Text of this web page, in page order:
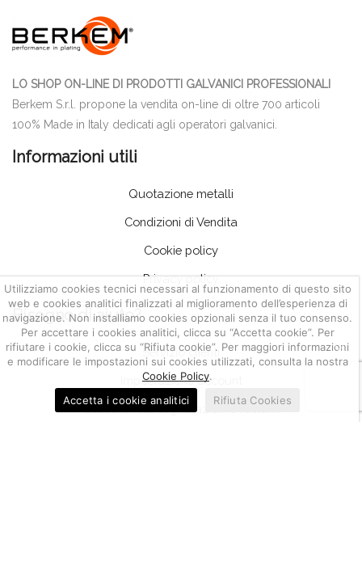
Utilizziamo cookies tecnici necessari al funzionamento di questo sito
web e cookies analitici finalizzati al miglioramento dell’esperienza di
navigazione. Non installiamo cookies opzionali senza il tuo consenso.
Per accettare i cookies analitici, clicca su “Accetta cookie”. Per
rifiutare i cookie, clicca su “Rifiuta cookie”. Per maggiori informazioni
e modificare le impostazioni sui cookies utilizzati, consulta la nostra
Cookie Policy.
Accetta i cookie analitici
Rifiuta Cookies
LO SHOP ON-LINE DI PRODOTTI GALVANICI PROFESSIONALI
Berkem S.r.l. propone la vendita on-line di oltre 700 articoli
100% Made in Italy dedicati agli operatori galvanici.
Informazioni utili
Quotazione metalli
Condizioni di Vendita
Cookie policy
Privacy policy
Bisogno di aiuto?
Servizio clienti
Impostazione account
Gestione resi, segnalazioni e reclami